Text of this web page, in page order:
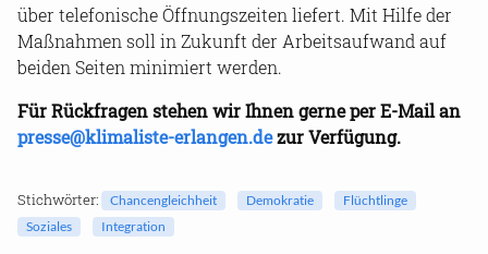
über telefonische Öffnungszeiten liefert. Mit Hilfe der
Maßnahmen soll in Zukunft der Arbeitsaufwand auf
beiden Seiten minimiert werden.
Für Rückfragen stehen wir Ihnen gerne per E-Mail an
presse@klimaliste-erlangen.dezur Verfügung.
Stichwörter: Chancengleichheit Demokratie
Flüchtlinge
Soziales
Integration